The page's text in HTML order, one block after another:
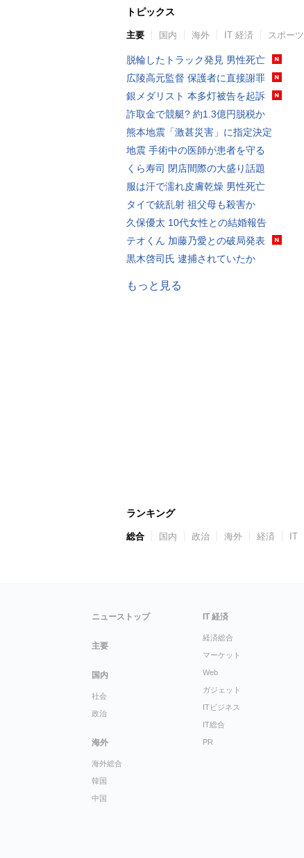
トピックス
主要 国内 海外 IT 経済 スポーツ
脱輪したトラック発見 男性死亡
広陵高元監督 保護者に直接謝罪
銀メダリスト 本多灯被告を起訴
詐取金で競艇? 約1.3億円脱税か
熊本地震「激甚災害」に指定決定
地震 手術中の医師が患者を守る
くら寿司 閉店間際の大盛り話題
服は汗で濡れ皮膚乾燥 男性死亡
タイで銃乱射 祖父母も殺害か
久保優太 10代女性との結婚報告
テオくん 加藤乃愛との破局発表
黒木啓司氏 逮捕されていたか
もっと見る
ランキング
総合 国内 政治 海外 経済 IT
ニューストップ
主要
国内
社会
政治
海外
海外総合
韓国
中国
IT 経済
経済総合
マーケット
Web
ガジェット
ITビジネス
IT総合
PR